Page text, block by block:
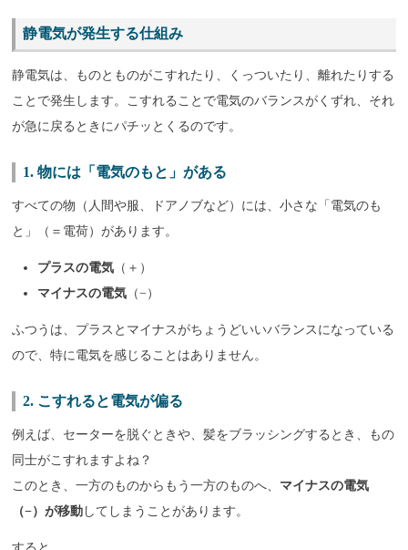
静電気が発生する仕組み
静電気は、ものとものがこすれたり、くっついたり、離れたりする
ことで発生します。こすれることで電気のバランスがくずれ、それ
が急に戻るときにパチッとくるのです。
1. 物には「電気のもと」がある
すべての物（人間や服、ドアノブなど）には、小さな「電気のも
と」（＝電荷）があります。
プラスの電気 （＋）
マイナスの電気 （−）
ふつうは、プラスとマイナスがちょうどいいバランスになっている
ので、特に電気を感じることはありません。
2. こすれると電気が偏る
例えば、セーターを脱ぐときや、髪をブラッシングするとき、もの
同士がこすれますよね？
このとき、一方のものからもう一方のものへ、 マイナスの電気
（−）が移動 してしまうことがあります。